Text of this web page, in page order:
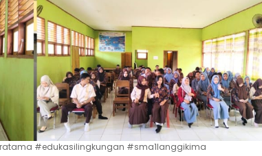
#edukasilingkungan #sma1langgikima